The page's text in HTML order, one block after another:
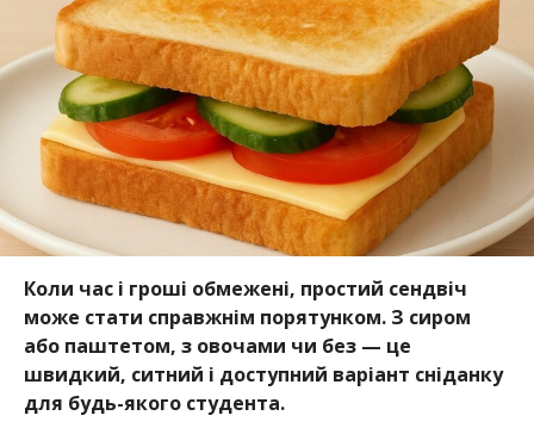
Коли час і гроші обмежені, простий сендвіч
може стати справжнім порятунком. З сиром
або паштетом, з овочами чи без — це
швидкий, ситний і доступний варіант сніданку
для будь-якого студента.